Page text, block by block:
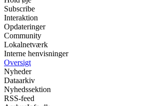
Subscribe
Interaktion
Opdateringer
Community
Lokalnetværk
Interne henvisninger
Oversigt
Nyheder
Dataarkiv
Nyhedssektion
RSS-feed